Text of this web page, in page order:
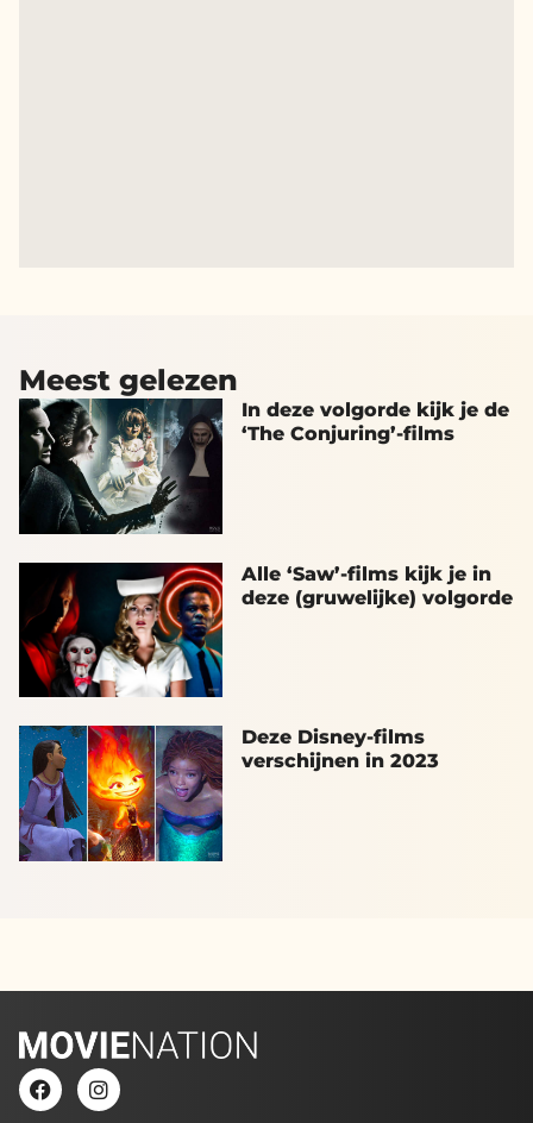
Meest gelezen
In deze volgorde kijk je de
‘The Conjuring’-films
Alle ‘Saw’-films kijk je in
deze (gruwelijke) volgorde
Deze Disney-films
verschijnen in 2023